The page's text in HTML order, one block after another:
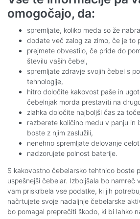
omogočajo, da:
spremljate, koliko meda so že
dodate več zalog za zimo, če je to
prejmete obvestilo, če pride do
številu vaših čebel,
spremljate zdravje svojih čebel s
tehnologije,
hitro določite kakovost paše in
čebelnjak morda prestaviti na
zlahka določite najboljši čas za
razberete količino medu v panju in
boste z njim zaslužili,
nenehno spremljate delovanje
nadzorujete polnost baterije.
S kakovostno čebelarsko tehtnico boste
uspešnejši čebelar. Izboljšala bo namreč
vam priskrbela vse podatke, ki jih
načrtujete svoje nadaljnje čebelarske
bo pomagal preprečiti škodo, ki bi lahko